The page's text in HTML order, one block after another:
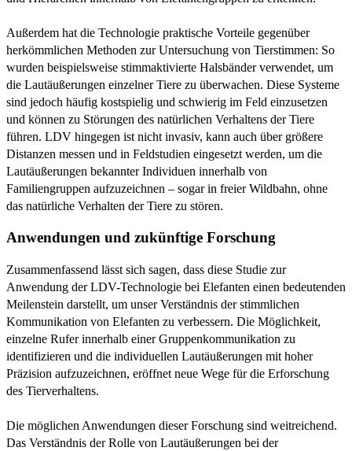
Außerdem hat die Technologie praktische Vorteile gegenüber
herkömmlichen Methoden zur Untersuchung von Tierstimmen: So
wurden beispielsweise stimmaktivierte Halsbänder verwendet, um
die Lautäußerungen einzelner Tiere zu überwachen. Diese Systeme
sind jedoch häufig kostspielig und schwierig im Feld einzusetzen
und können zu Störungen des natürlichen Verhaltens der Tiere
führen. LDV hingegen ist nicht invasiv, kann auch über größere
Distanzen messen und in Feldstudien eingesetzt werden, um die
Lautäußerungen bekannter Individuen innerhalb von
Familiengruppen aufzuzeichnen – sogar in freier Wildbahn, ohne
das natürliche Verhalten der Tiere zu stören.
Anwendungen und zukünftige Forschung
Zusammenfassend lässt sich sagen, dass diese Studie zur
Anwendung der LDV-Technologie bei Elefanten einen bedeutenden
Meilenstein darstellt, um unser Verständnis der stimmlichen
Kommunikation von Elefanten zu verbessern. Die Möglichkeit,
einzelne Rufer innerhalb einer Gruppenkommunikation zu
identifizieren und die individuellen Lautäußerungen mit hoher
Präzision aufzuzeichnen, eröffnet neue Wege für die Erforschung
des Tierverhaltens.
Die möglichen Anwendungen dieser Forschung sind weitreichend.
Das Verständnis der Rolle von Lautäußerungen bei der